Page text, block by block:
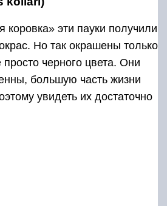
коровка» эти пауки получили
Но так окрашены только
черного цвета. Они
большую часть жизни
увидеть их достаточно